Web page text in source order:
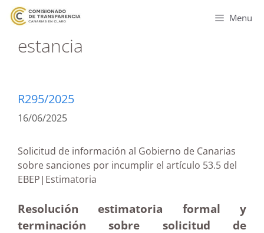
Menu
estancia
R295/2025
16/06/2025
Solicitud de información al Gobierno de Canarias
sobre sanciones por incumplir el artículo 53.5 del
EBEP|Estimatoria
Resolución estimatoria formal y
terminación sobre solicitud de